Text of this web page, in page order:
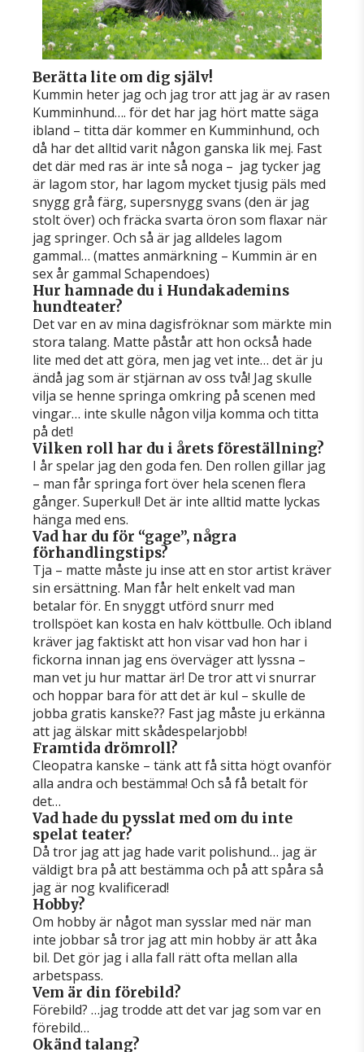
Berätta lite om dig själv!
Kummin heter jag och jag tror att jag är av rasen
Kumminhund…. för det har jag hört matte säga
ibland – titta där kommer en Kumminhund, och
då har det alltid varit någon ganska lik mej. Fast
det där med ras är inte så noga – jag tycker jag
är lagom stor, har lagom mycket tjusig päls med
snygg grå färg, supersnygg svans (den är jag
stolt över) och fräcka svarta öron som flaxar när
jag springer. Och så är jag alldeles lagom
gammal… (mattes anmärkning – Kummin är en
sex år gammal Schapendoes)
Hur hamnade du i Hundakademins
hundteater?
Det var en av mina dagisfröknar som märkte min
stora talang. Matte påstår att hon också hade
lite med det att göra, men jag vet inte… det är ju
ändå jag som är stjärnan av oss två! Jag skulle
vilja se henne springa omkring på scenen med
vingar… inte skulle någon vilja komma och titta
på det!
Vilken roll har du i årets föreställning?
I år spelar jag den goda fen. Den rollen gillar jag
– man får springa fort över hela scenen flera
gånger. Superkul! Det är inte alltid matte lyckas
hänga med ens.
Vad har du för “gage”, några
förhandlingstips?
Tja – matte måste ju inse att en stor artist kräver
sin ersättning. Man får helt enkelt vad man
betalar för. En snyggt utförd snurr med
trollspöet kan kosta en halv köttbulle. Och ibland
kräver jag faktiskt att hon visar vad hon har i
fickorna innan jag ens överväger att lyssna –
man vet ju hur mattar är! De tror att vi snurrar
och hoppar bara för att det är kul – skulle de
jobba gratis kanske?? Fast jag måste ju erkänna
att jag älskar mitt skådespelarjobb!
Framtida drömroll?
Cleopatra kanske – tänk att få sitta högt ovanför
alla andra och bestämma! Och så få betalt för
det…
Vad hade du pysslat med om du inte
spelat teater?
Då tror jag att jag hade varit polishund… jag är
väldigt bra på att bestämma och på att spåra så
jag är nog kvalificerad!
Hobby?
Om hobby är något man sysslar med när man
inte jobbar så tror jag att min hobby är att åka
bil. Det gör jag i alla fall rätt ofta mellan alla
arbetspass.
Vem är din förebild?
Förebild? …jag trodde att det var jag som var en
förebild…
Okänd talang?